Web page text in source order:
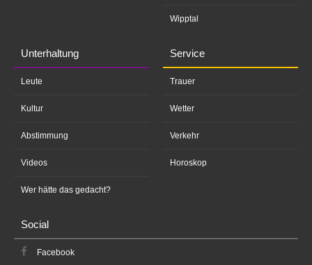
Wipptal
Unterhaltung
Leute
Kultur
Abstimmung
Videos
Wer hätte das gedacht?
Service
Trauer
Wetter
Verkehr
Horoskop
Social
Facebook